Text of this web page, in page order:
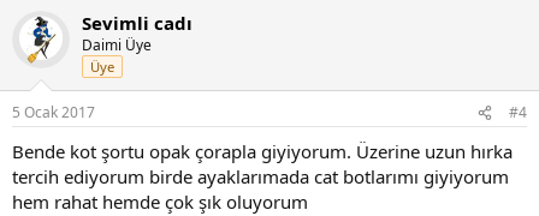
Sevimli cadı
Daimi Üye
Üye
5 Ocak 2017 #4
Bende kot şortu opak çorapla giyiyorum. Üzerine uzun hırka
tercih ediyorum birde ayaklarımada cat botlarımı giyiyorum
hem rahat hemde çok şık oluyorum